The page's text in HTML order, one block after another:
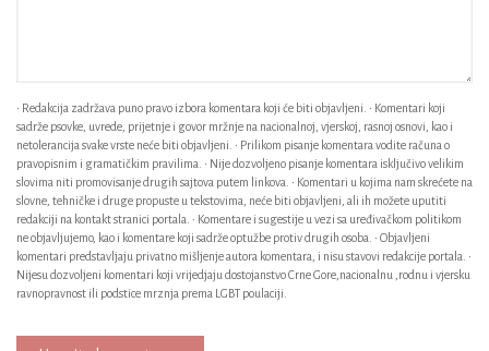
• Redakcija zadržava puno pravo izbora komentara koji će biti objavljeni. • Komentari koji
sadrže psovke, uvrede, prijetnje i govor mržnje na nacionalnoj, vjerskoj, rasnoj osnovi, kao i
netolerancija svake vrste neće biti objavljeni. • Prilikom pisanje komentara vodite računa o
pravopisnim i gramatičkim pravilima. • Nije dozvoljeno pisanje komentara isključivo velikim
slovima niti promovisanje drugih sajtova putem linkova. • Komentari u kojima nam skrećete na
slovne, tehničke i druge propuste u tekstovima, neće biti objavljeni, ali ih možete uputiti
redakciji na kontakt stranici portala. • Komentare i sugestije u vezi sa uređivačkom politikom
ne objavljujemo, kao i komentare koji sadrže optužbe protiv drugih osoba. • Objavljeni
komentari predstavljaju privatno mišljenje autora komentara, i nisu stavovi redakcije portala. •
Nijesu dozvoljeni komentari koji vrijedjaju dostojanstvo Crne Gore,nacionalnu ,rodnu i vjersku
ravnopravnost ili podstice mrznja prema LGBT poulaciji.